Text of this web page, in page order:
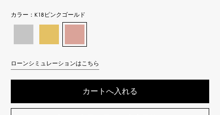
カラー： K18ピンクゴールド
ローンシミュレーションはこちら
カートへ入れる